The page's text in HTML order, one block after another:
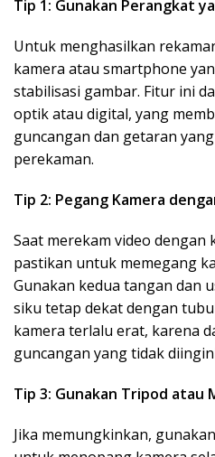
Tip 1: Gunakan Perangkat
Untuk menghasilkan
kamera atau smartphone
stabilisasi gambar. Fitur ini
optik atau digital, yang
guncangan dan getaran
perekaman.
Tip 2: Pegang Kamera
Saat merekam video dengan
pastikan untuk memegang
Gunakan kedua tangan dan
siku tetap dekat dengan
kamera terlalu erat, karena
guncangan yang tidak
Tip 3: Gunakan Tripod atau
Jika memungkinkan,